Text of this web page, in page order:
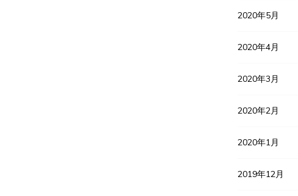
2020年5月
2020年4月
2020年3月
2020年2月
2020年1月
2019年12月